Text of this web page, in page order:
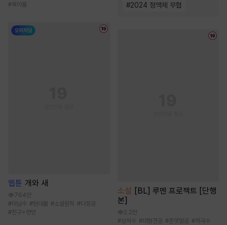
#육아물
웹툰 개와 새
764만
#미남수 #현대물 #소설원작 #다정공
#친구>연인
#2024 정액제 무협
소설 [BL] 루멘 프로젝트 [단행
본]
2.2만
#상처수 #대형견공 #존댓말공 #적극수